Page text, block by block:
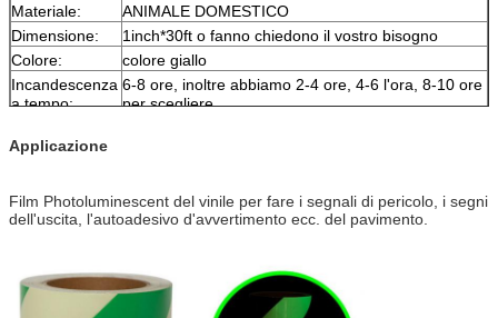
Materiale:
ANIMALE DOMESTICO
Dimensione:
1inch*30ft o fanno chiedono il vostro bisogno
Colore:
colore giallo
Incandescenza
a tempo:
6-8 ore, inoltre abbiamo 2-4 ore, 4-6 l'ora, 8-10 ore
per scegliere
Consegna
Applicazione
Film Photoluminescent del vinile per fare i segnali di pericolo, i segni
dell'uscita, l'autoadesivo d'avvertimento ecc. del pavimento.